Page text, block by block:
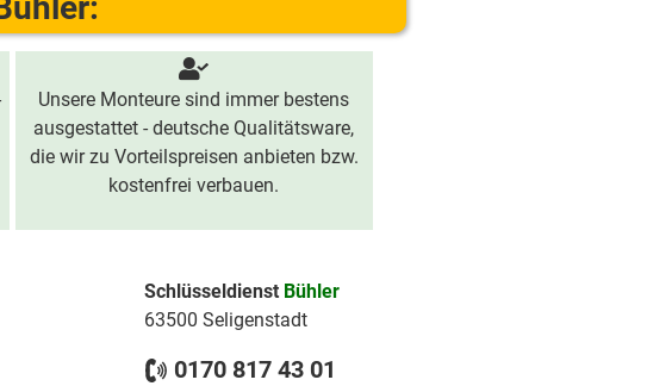
Unsere Monteure sind immer bestens
ausgestattet - deutsche Qualitätsware,
die wir zu Vorteilspreisen anbieten bzw.
kostenfrei verbauen.
Schlüsseldienst Bühler
63500 Seligenstadt
0170 817 43 01